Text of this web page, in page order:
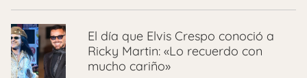
El día que Elvis Crespo conoció a
Ricky Martin: «Lo recuerdo con
mucho cariño»